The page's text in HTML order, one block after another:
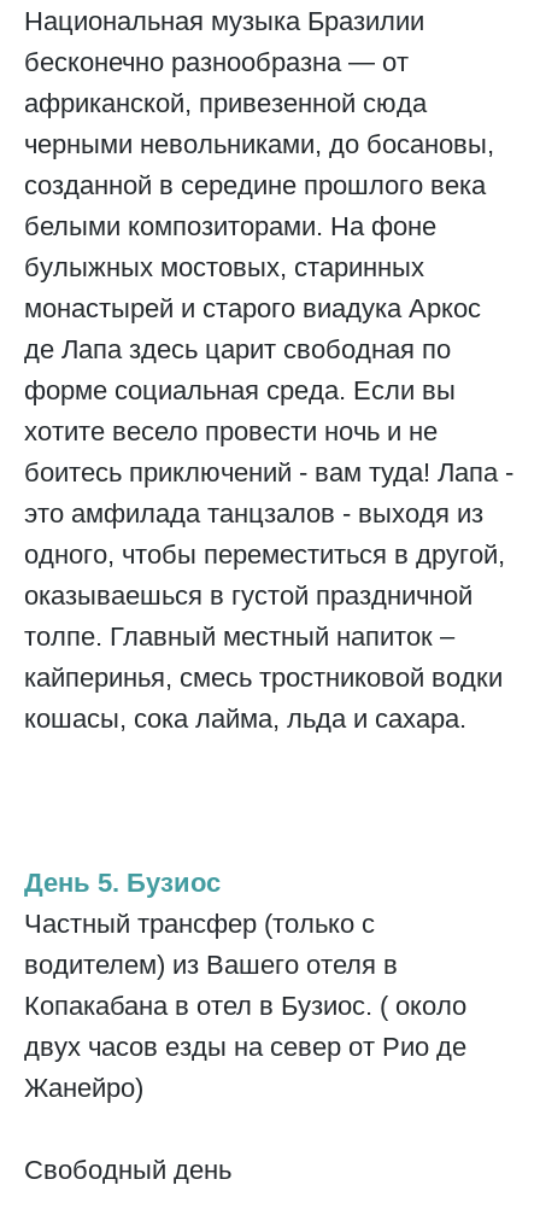
Национальная музыка Бразилии
бесконечно разнообразна — от
африканской, привезенной сюда
черными невольниками, до босановы,
созданной в середине прошлого века
белыми композиторами. На фоне
булыжных мостовых, старинных
монастырей и старого виадука Аркос
де Лапа здесь царит свободная по
форме социальная среда. Если вы
хотите весело провести ночь и не
боитесь приключений - вам туда! Лапа -
это амфилада танцзалов - выходя из
одного, чтобы переместиться в другой,
оказываешься в густой праздничной
толпе. Главный местный напиток –
кайперинья, смесь тростниковой водки
кошасы, сока лайма, льда и сахара.
День 5. Бузиос
Частный трансфер (только с
водителем) из Вашего отеля в
Копакабана в отел в Бузиос. ( около
двух часов езды на север от Рио де
Жанейро)
Свободный день